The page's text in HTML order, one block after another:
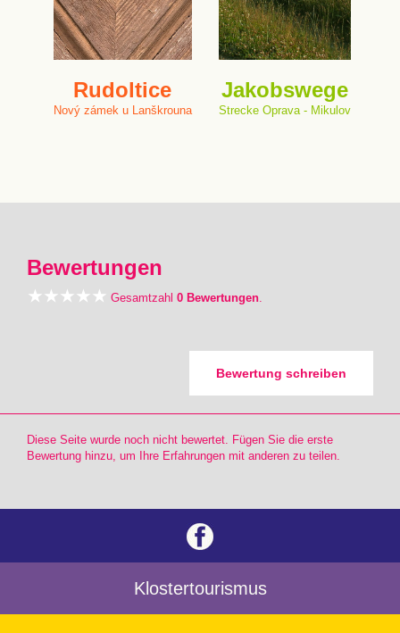
Rudoltice
Nový zámek u Lanškrouna
Jakobswege
Strecke Oprava - Mikulov
Bewertungen
Gesamtzahl 0 Bewertungen.
Bewertung schreiben
Diese Seite wurde noch nicht bewertet. Fügen Sie die erste
Bewertung hinzu, um Ihre Erfahrungen mit anderen zu teilen.
Klostertourismus